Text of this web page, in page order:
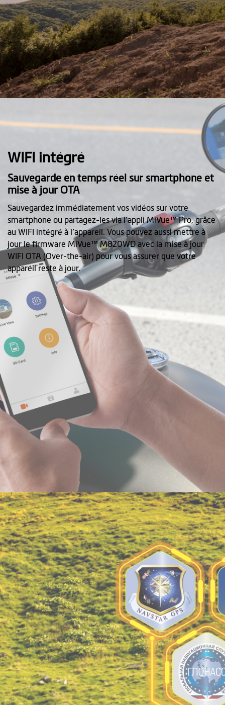
WIFI intégré
Sauvegarde en temps réel sur smartphone et
mise à jour OTA
Sauvegardez immédiatement vos vidéos sur votre
smartphone ou partagez-les via l’appli MiVue™ Pro, grâce
au WIFI intégré à l’appareil. Vous pouvez aussi mettre à
jour le firmware MiVue™ M820WD avec la mise à jour
WIFI OTA (Over-the-air) pour vous assurer que votre
appareil reste à jour.